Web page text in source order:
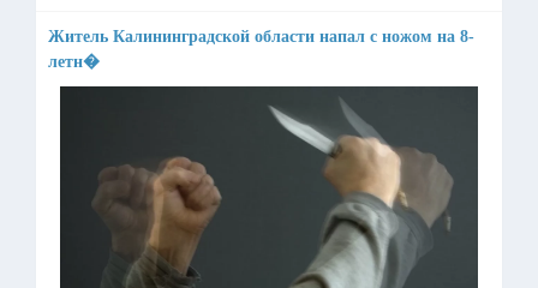
Житель Калининградской области напал с ножом на 8-
летн�